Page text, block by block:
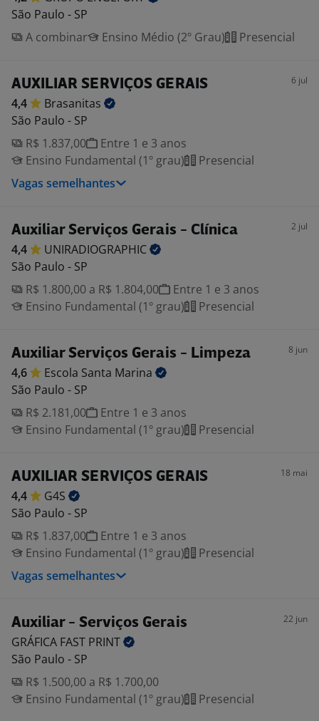
São Paulo - SP
A combinar
Ensino Médio (2º Grau) Presencial
AUXILIAR SERVIÇOS GERAIS 6 jul
4,4
Brasanitas
São Paulo - SP
R$ 1.837,00
Entre 1 e 3 anos
Ensino Fundamental (1º grau)
Presencial
Vagas semelhantes
Auxiliar Serviços Gerais - Clínica 2 jul
4,4
UNIRADIOGRAPHIC
São Paulo - SP
R$ 1.800,00 a R$ 1.804,00
Entre 1 e 3 anos
Ensino Fundamental (1º grau)
Presencial
Auxiliar Serviços Gerais - Limpeza 8 jun
4,6 Escola Santa Marina
São Paulo - SP
R$ 2.181,00
Entre 1 e 3 anos
Ensino Fundamental (1º grau)
Presencial
AUXILIAR SERVIÇOS GERAIS 18 mai
4,4
G4S
São Paulo - SP
R$ 1.837,00
Entre 1 e 3 anos
Ensino Fundamental (1º grau)
Presencial
Vagas semelhantes
Auxiliar - Serviços Gerais 22 jun
GRÁFICA FAST PRINT
São Paulo - SP
R$ 1.500,00 a R$ 1.700,00
Ensino Fundamental (1º grau)
Presencial